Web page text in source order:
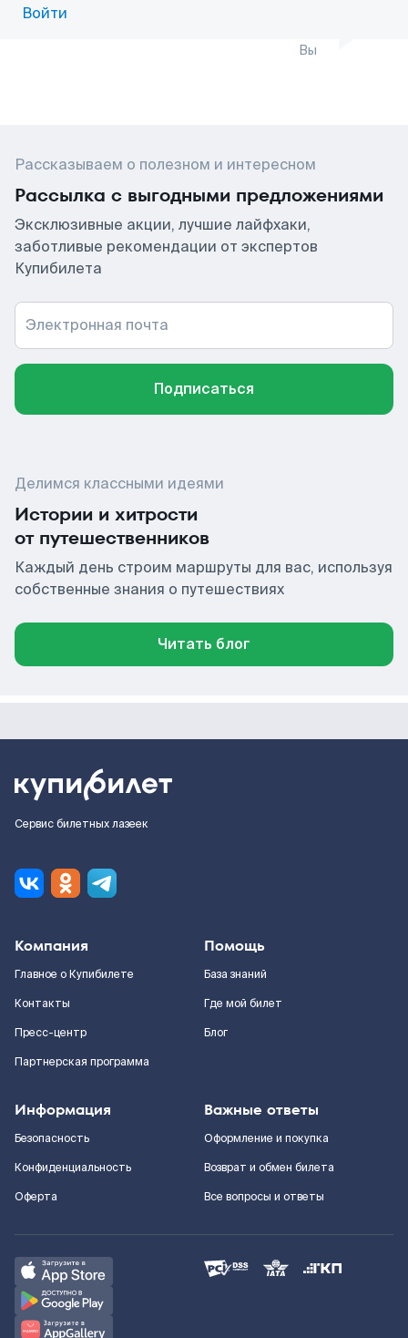
Войти
Вы
Рассказываем о полезном и интересном
Рассылка с выгодными предложениями
Эксклюзивные акции, лучшие лайфхаки,
заботливые рекомендации от экспертов
Купибилета
Электронная почта
Подписаться
Делимся классными идеями
Истории и хитрости
от путешественников
Каждый день строим маршруты для вас, используя
собственные знания о путешествиях
Читать блог
Сервис билетных лазеек
Компания
Главное о Купибилете
Контакты
Пресс-центр
Партнерская программа
Помощь
База знаний
Где мой билет
Блог
Информация
Безопасность
Конфиденциальность
Оферта
Важные ответы
Оформление и покупка
Возврат и обмен билета
Все вопросы и ответы